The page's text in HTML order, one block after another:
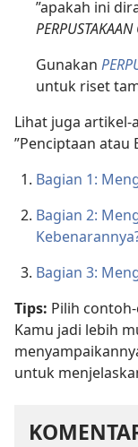
”apakah ini
Gunakan
untuk riset
Lihat juga artikel-
”Penciptaan atau
Bagian 1:
Bagian 2:
Bagian 3:
Tips: Pilih
Kamu jadi lebih
untuk